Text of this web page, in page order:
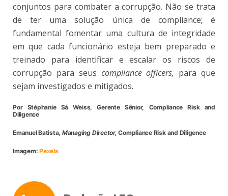
conjuntos para combater a corrupção. Não se trata
de ter uma solução única de compliance; é
fundamental fomentar uma cultura de integridade
em que cada funcionário esteja bem preparado e
treinado para identificar e escalar os riscos de
corrupção para seus compliance officers, para que
sejam investigados e mitigados.
Por Stéphanie Sá Weiss, Gerente Sênior, Compliance Risk and
Diligence
Emanuel Batista, Managing Director,Compliance Risk and Diligence
Imagem:Pexels